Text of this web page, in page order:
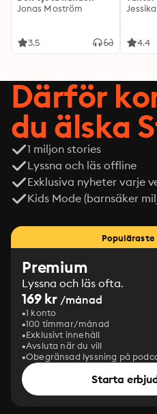
Jonas Moström
3.5 4.4
Därför
du älska
1 miljon stories
Lyssna och läs offline
Exklusiva nyheter varje
Kids Mode (barnsäker
Premium
Lyssna och läs ofta.
169 kr /månad
1 konto
100 timmar/månad
Exklusivt innehåll
Avsluta när du vill
Obegränsad lyssning på
Starta